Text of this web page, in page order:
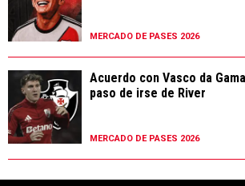
MERCADO DE PASES 2026
Acuerdo con Vasco da
paso de irse de River
MERCADO DE PASES 2026